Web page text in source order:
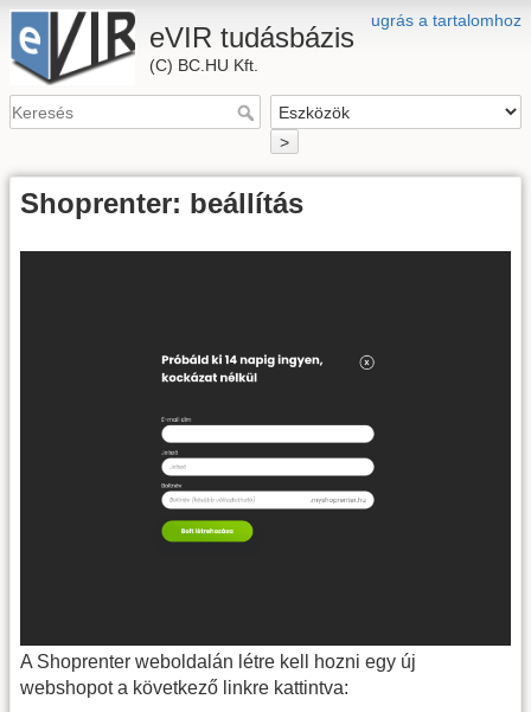
ugrás a tartalomhoz
eVIR tudásbázis
(C) BC.HU Kft.
>
Shoprenter: beállítás
A Shoprenter weboldalán létre kell hozni egy új
webshopot a következő linkre kattintva: